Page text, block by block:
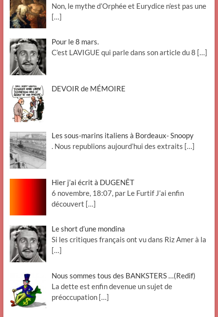
Non, le mythe d’Orphée et Eurydice n’est pas une
[…]
Pour le 8 mars.
C’est LAVIGUE qui parle dans son article du 8 […]
DEVOIR de MÉMOIRE
Les sous-marins italiens à Bordeaux- Snoopy
. Nous republions aujourd’hui des extraits […]
Hier j’ai écrit à DUGENÊT
6 novembre, 18:07, par Le Furtif J’ai enfin
découvert […]
Le short d’une mondina
Si les critiques français ont vu dans Riz Amer à la
[…]
Nous sommes tous des BANKSTERS …(Redif)
La dette est enfin devenue un sujet de
préoccupation […]